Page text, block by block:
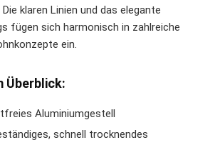
klaren Linien und das elegante
fügen sich harmonisch in zahlreiche
ein.
Überblick:
Aluminiumgestell
schnell trocknendes